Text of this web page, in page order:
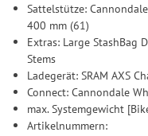
Sattelstütze:
400 mm (61)
Extras: Large StashBag
Stems
Ladegerät: SRAM AXS
Connect: Cannondale
max. Systemgewicht
Artikelnummern: